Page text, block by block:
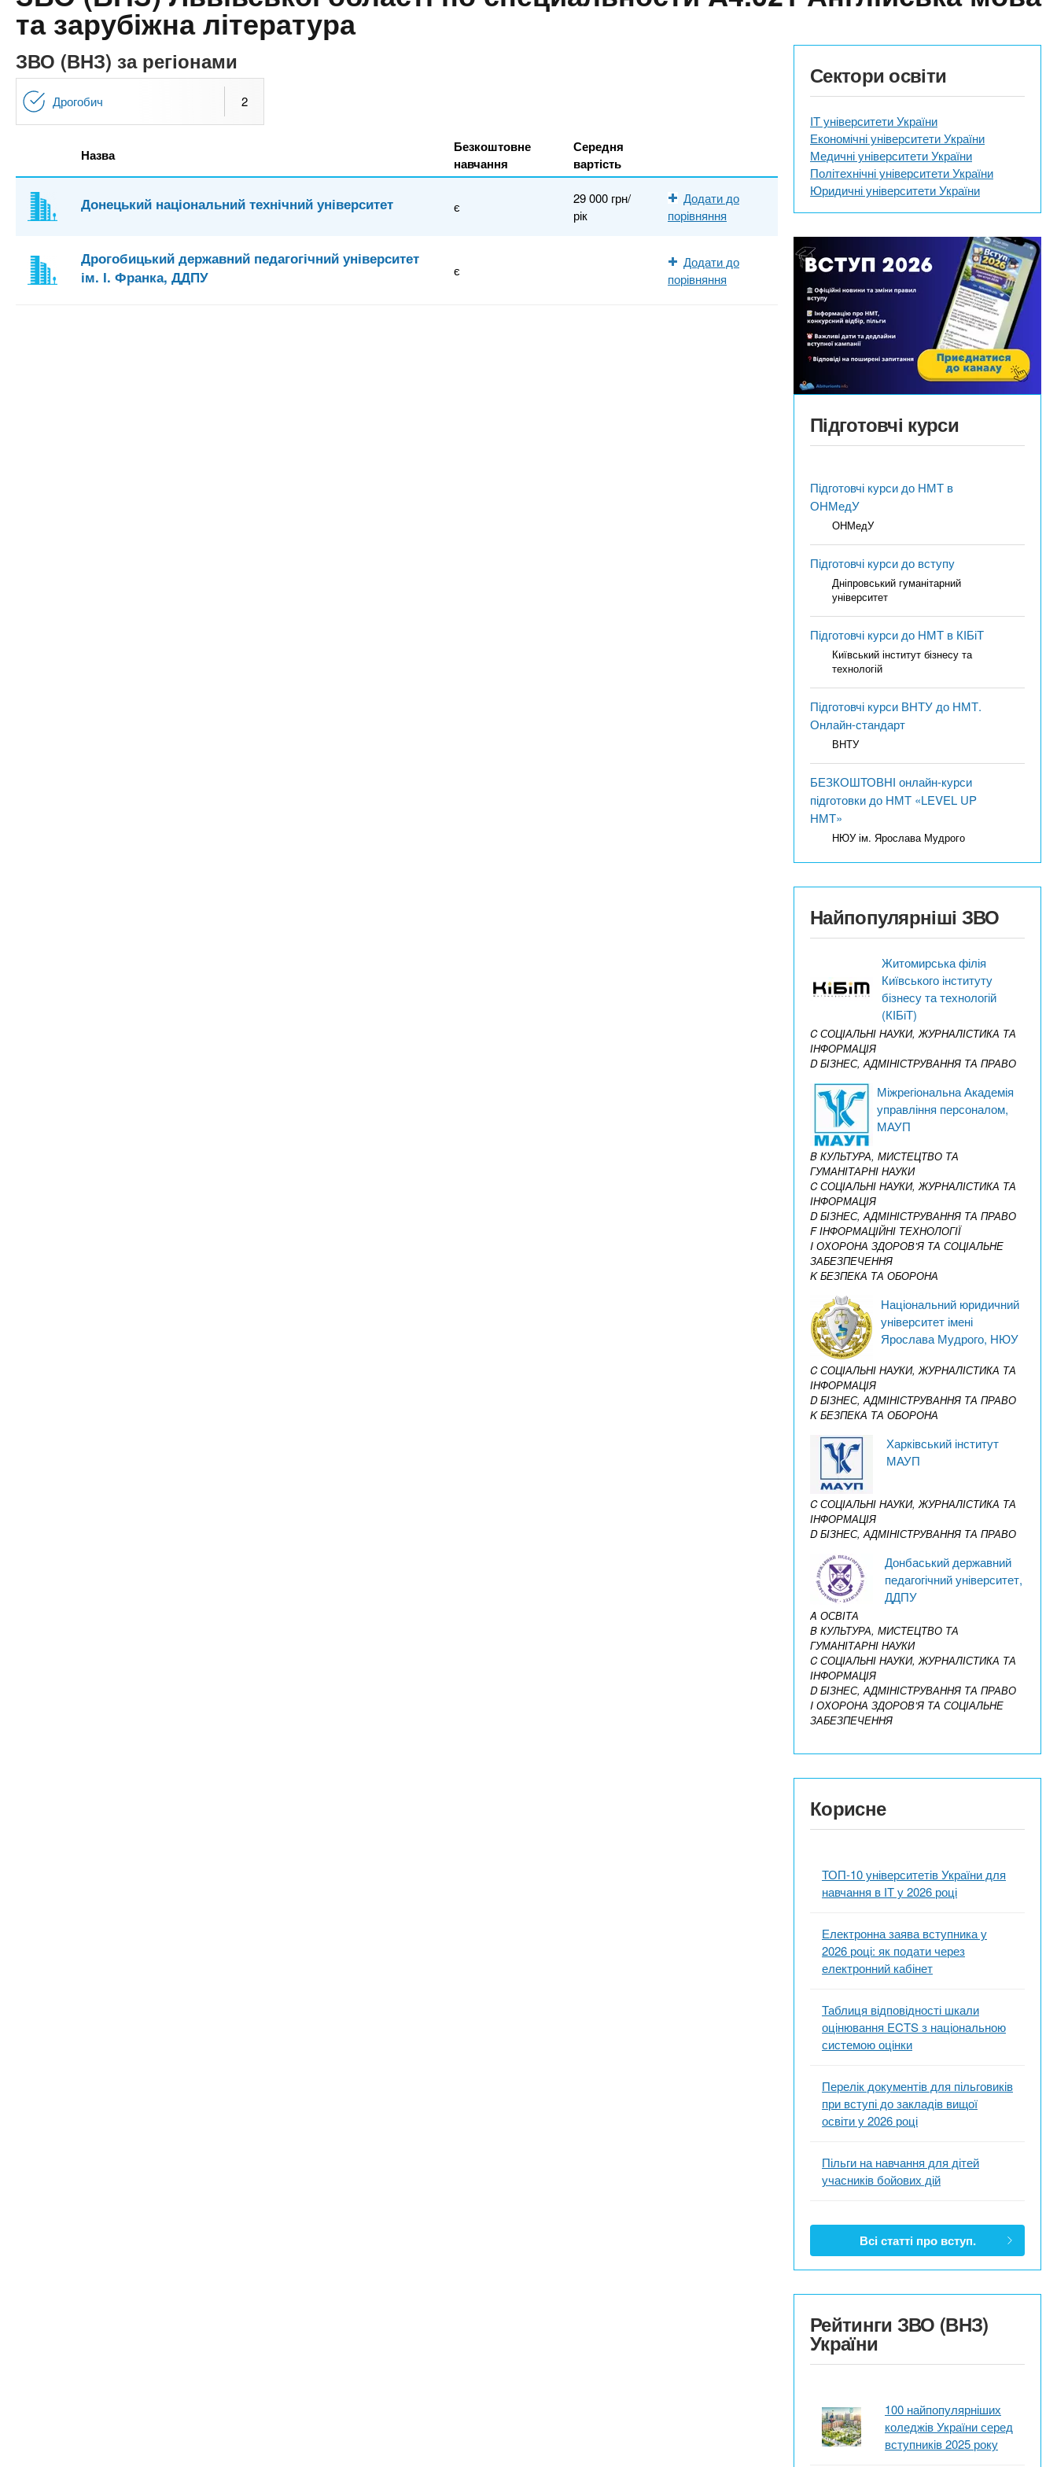
n
t
s
.
i
n
f
и
х
з
а
к
л
і
та зарубіжна література
ЗВО (ВНЗ) за регіонами
Дрогобич 2
Назва
Безкоштовне
навчання
Середня
вартість
Донецький національний технічний університет є
29 000 грн/
рік
Додати до
порівняння
Дрогобицький державний педагогічний університет
ім. І. Франка, ДДПУ
є
Додати до
порівняння
Сектори освіти
IT університети України
Економічні університети України
Медичні університети України
Політехнічні університети України
Юридичні університети України
Підготовчі курси
Підготовчі курси до НМТ в
ОНМедУ
ОНМедУ
Підготовчі курси до вступу
Дніпровський гуманітарний
університет
Підготовчі курси до НМТ в КІБіТ
Київський інститут бізнесу та
технологій
Підготовчі курси ВНТУ до НМТ.
Онлайн-стандарт
ВНТУ
БЕЗКОШТОВНІ онлайн-курси
підготовки до НМТ «LEVEL UP
НМТ»
НЮУ ім. Ярослава Мудрого
Найпопулярніші ЗВО
Житомирська філія
Київського інституту
бізнесу та технологій
(КІБіТ)
C СОЦІАЛЬНІ НАУКИ, ЖУРНАЛІСТИКА ТА
ІНФОРМАЦІЯ
D БІЗНЕС, АДМІНІСТРУВАННЯ ТА ПРАВО
Міжрегіональна Академія
управління персоналом,
МАУП
B КУЛЬТУРА, МИСТЕЦТВО ТА
ГУМАНІТАРНІ НАУКИ
C СОЦІАЛЬНІ НАУКИ, ЖУРНАЛІСТИКА ТА
ІНФОРМАЦІЯ
D БІЗНЕС, АДМІНІСТРУВАННЯ ТА ПРАВО
F ІНФОРМАЦІЙНІ ТЕХНОЛОГІЇ
I ОХОРОНА ЗДОРОВ’Я ТА СОЦІАЛЬНЕ
ЗАБЕЗПЕЧЕННЯ
K БЕЗПЕКА ТА ОБОРОНА
Національний юридичний
університет імені
Ярослава Мудрого, НЮУ
C СОЦІАЛЬНІ НАУКИ, ЖУРНАЛІСТИКА ТА
ІНФОРМАЦІЯ
D БІЗНЕС, АДМІНІСТРУВАННЯ ТА ПРАВО
K БЕЗПЕКА ТА ОБОРОНА
Харківський інститут
МАУП
C СОЦІАЛЬНІ НАУКИ, ЖУРНАЛІСТИКА ТА
ІНФОРМАЦІЯ
D БІЗНЕС, АДМІНІСТРУВАННЯ ТА ПРАВО
Донбаський державний
педагогічний університет,
ДДПУ
A ОСВІТА
B КУЛЬТУРА, МИСТЕЦТВО ТА
ГУМАНІТАРНІ НАУКИ
C СОЦІАЛЬНІ НАУКИ, ЖУРНАЛІСТИКА ТА
ІНФОРМАЦІЯ
D БІЗНЕС, АДМІНІСТРУВАННЯ ТА ПРАВО
I ОХОРОНА ЗДОРОВ’Я ТА СОЦІАЛЬНЕ
ЗАБЕЗПЕЧЕННЯ
Корисне
ТОП-10 університетів України для
навчання в ІТ у 2026 році
Електронна заява вступника у
2026 році: як подати через
електронний кабінет
Таблиця відповідності шкали
оцінювання ECTS з національною
системою оцінки
Перелік документів для пільговиків
при вступі до закладів вищої
освіти у 2026 році
Пільги на навчання для дітей
учасників бойових дій
Всі статті про вступ.
Рейтинги ЗВО (ВНЗ)
України
100 найпопулярніших
коледжів України серед
вступників 2025 року